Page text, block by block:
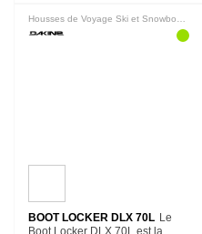
Housses de Voyage Ski et Snowboard
BOOT LOCKER DLX 70L Le